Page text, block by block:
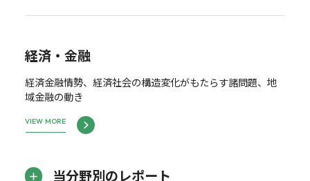
経済・金融
経済金融情勢、経済社会の構造変化がもたらす諸問題、地
域金融の動き
VIEW MORE
当分野別のレポート